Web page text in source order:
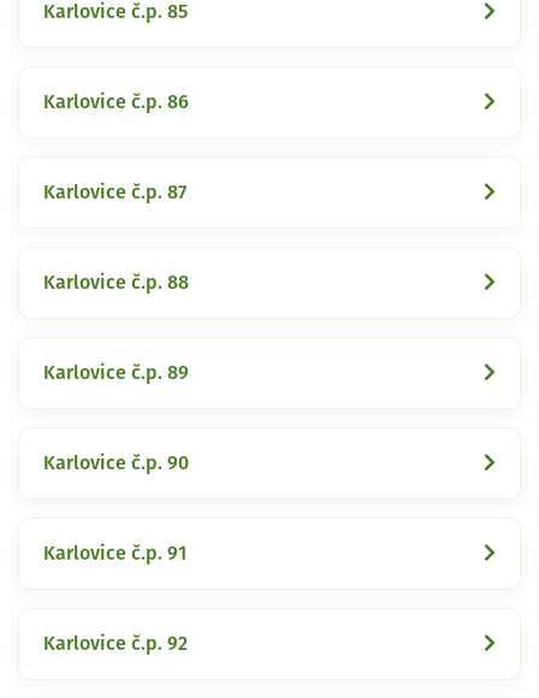
Karlovice č.p. 85
Karlovice č.p. 86
Karlovice č.p. 87
Karlovice č.p. 88
Karlovice č.p. 89
Karlovice č.p. 90
Karlovice č.p. 91
Karlovice č.p. 92